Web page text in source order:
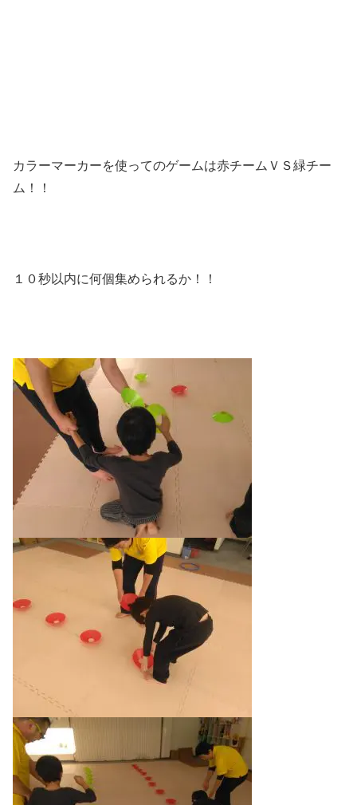
カラーマーカーを使ってのゲームは赤チームＶＳ緑チー
ム！！
１０秒以内に何個集められるか！！